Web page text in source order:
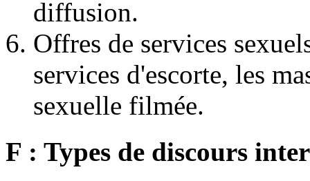
diffusion.
Offres de services
services d'escorte, les
sexuelle filmée.
F : Types de discours